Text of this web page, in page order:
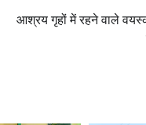
आश्रय गृहों में रहने वाले